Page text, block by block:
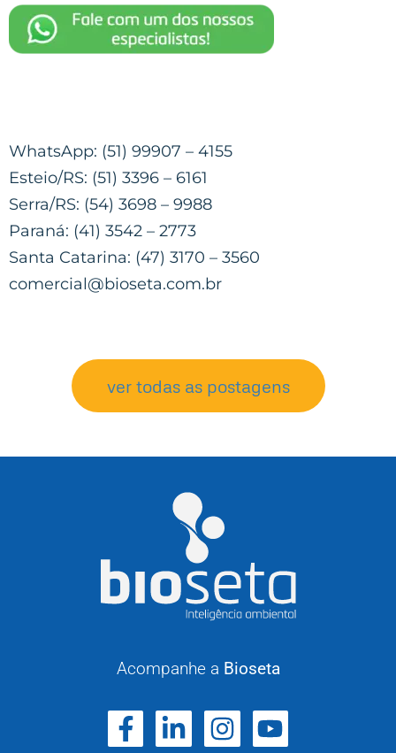
WhatsApp: (51) 99907 – 4155
Esteio/RS: (51) 3396 – 6161
Serra/RS: (54) 3698 – 9988
Paraná: (41) 3542 – 2773
Santa Catarina: (47) 3170 – 3560
comercial@bioseta.com.br
ver todas as postagens
Acompanhe a Bioseta